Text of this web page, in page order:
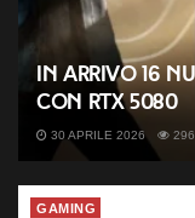
In arrivo 16
con RTX 5080
30 APRILE 2026 296
GAMING